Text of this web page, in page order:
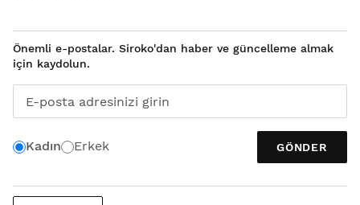
Önemli e-postalar. Siroko'dan haber ve güncelleme almak
için kaydolun.
E-posta adresinizi girin
Kadın Erkek GÖNDER